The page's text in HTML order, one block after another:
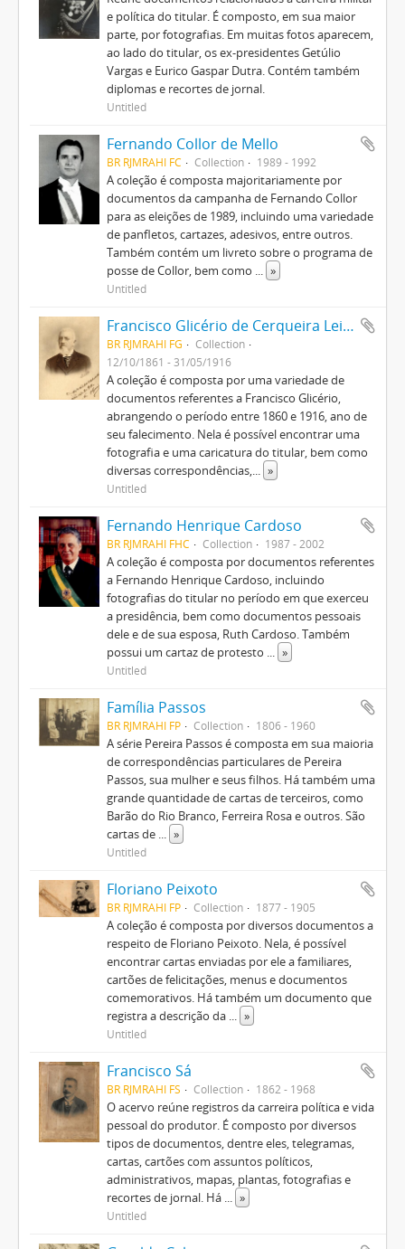
e política do titular. É composto, em sua maior
parte, por fotografias. Em muitas fotos aparecem,
ao lado do titular, os ex-presidentes Getúlio
Vargas e Eurico Gaspar Dutra. Contém também
diplomas e recortes de jornal.
Untitled
Fernando Collor de Mello
BR RJMRAHI FC Collection 1989 - 1992
A coleção é composta majoritariamente por
documentos da campanha de Fernando Collor
para as eleições de 1989, incluindo uma variedade
de panfletos, cartazes, adesivos, entre outros.
Também contém um livreto sobre o programa de
posse de Collor, bem como ... »
Untitled
Francisco Glicério de Cerqueira Leite
BR RJMRAHI FG
Collection
12/10/1861 - 31/05/1916
A coleção é composta por uma variedade de
documentos referentes a Francisco Glicério,
abrangendo o período entre 1860 e 1916, ano de
seu falecimento. Nela é possível encontrar uma
fotografia e uma caricatura do titular, bem como
diversas correspondências,... »
Untitled
Fernando Henrique Cardoso
BR RJMRAHI FHC Collection 1987 - 2002
A coleção é composta por documentos referentes
a Fernando Henrique Cardoso, incluindo
fotografias do titular no período em que exerceu
a presidência, bem como documentos pessoais
dele e de sua esposa, Ruth Cardoso. Também
possui um cartaz de protesto ... »
Untitled
Família Passos
BR RJMRAHI FP Collection 1806 - 1960
A série Pereira Passos é composta em sua maioria
de correspondências particulares de Pereira
Passos, sua mulher e seus filhos. Há também uma
grande quantidade de cartas de terceiros, como
Barão do Rio Branco, Ferreira Rosa e outros. São
cartas de ... »
Untitled
Floriano Peixoto
BR RJMRAHI FP Collection 1877 - 1905
A coleção é composta por diversos documentos a
respeito de Floriano Peixoto. Nela, é possível
encontrar cartas enviadas por ele a familiares,
cartões de felicitações, menus e documentos
comemorativos. Há também um documento que
registra a descrição da ... »
Untitled
Francisco Sá
BR RJMRAHI FS Collection 1862 - 1968
O acervo reúne registros da carreira política e vida
pessoal do produtor. É composto por diversos
tipos de documentos, dentre eles, telegramas,
cartas, cartões com assuntos políticos,
administrativos, mapas, plantas, fotografias e
recortes de jornal. Há ... »
Untitled